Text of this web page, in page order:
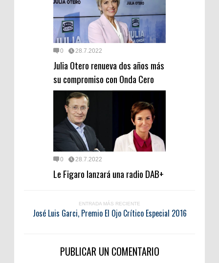
0 28.7.2022
Julia Otero renueva dos años más
su compromiso con Onda Cero
0 28.7.2022
Le Figaro lanzará una radio DAB+
ENTRADA MÁS RECIENTE
José Luis Garci, Premio El Ojo Crítico Especial 2016
PUBLICAR UN COMENTARIO